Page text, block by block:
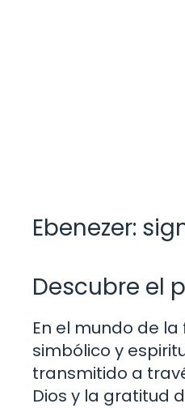
Ebenezer:
Descubre el
En el mundo de
simbólico y
transmitido a
Dios y la gratitud